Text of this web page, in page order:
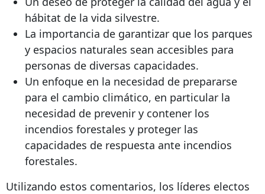
hábitat de la vida silvestre.
La importancia de garantizar que los parques
y espacios naturales sean accesibles para
personas de diversas capacidades.
Un enfoque en la necesidad de prepararse
para el cambio climático, en particular la
necesidad de prevenir y contener los
incendios forestales y proteger las
capacidades de respuesta ante incendios
forestales.
Utilizando estos comentarios, los líderes electos